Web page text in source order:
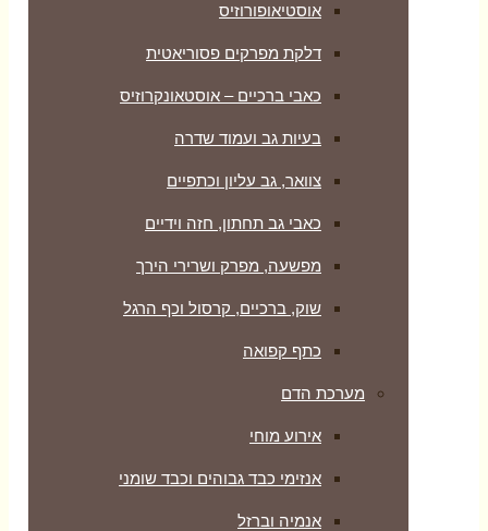
אוסטיאופורוזיס
דלקת מפרקים פסוריאטית
כאבי ברכיים – אוסטאונקרוזיס
בעיות גב ועמוד שדרה
צוואר, גב עליון וכתפיים
כאבי גב תחתון, חזה וידיים
מפשעה, מפרק ושרירי הירך
שוק, ברכיים, קרסול וכף הרגל
כתף קפואה
מערכת הדם
אירוע מוחי
אנזימי כבד גבוהים וכבד שומני
אנמיה וברזל